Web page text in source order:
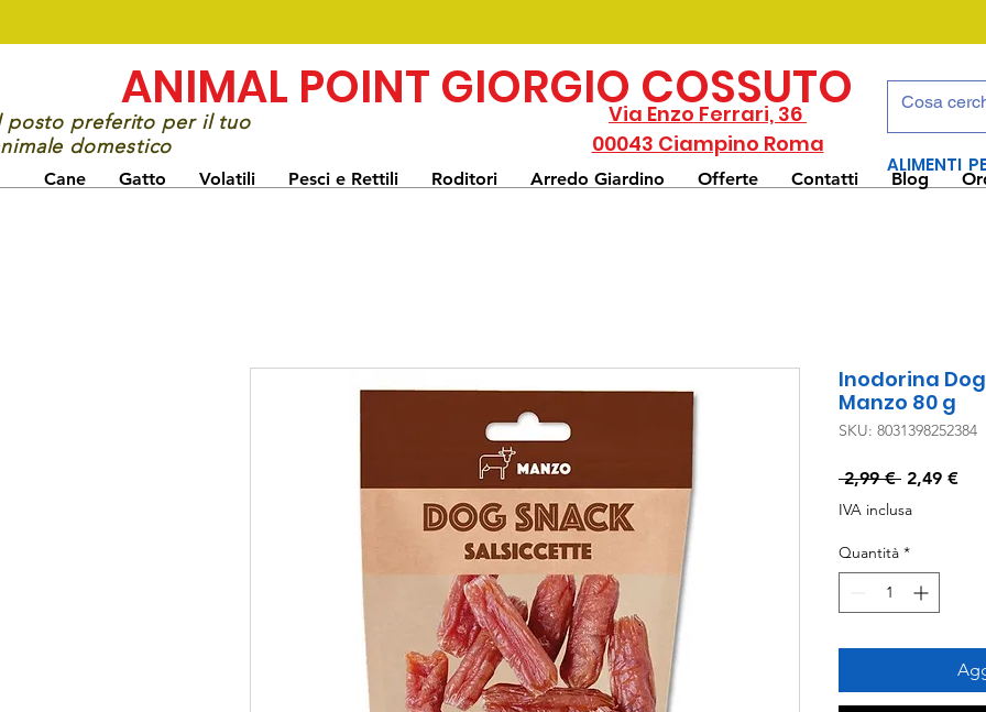
Cane Gatto Volatili Pesci e Rettili Roditori Arredo Giardino Offerte Contatti Blog
ANIMAL POINT GIORGIO COSSUTO
posto preferito per il tuo
domestico
Via Enzo Ferrari, 36
00043 Ciampino Roma
ALIMENTI
Inodorina
Manzo 80 g
SKU: 8031398252384
2,99 € Prezzo
2,49 €
IVA inclusa
Quantità *